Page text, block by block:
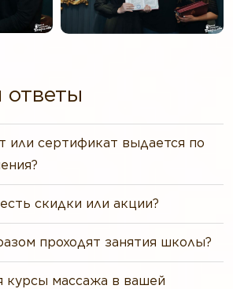
или сертификат выдается по
скидки или акции?
проходят занятия школы?
курсы массажа в вашей